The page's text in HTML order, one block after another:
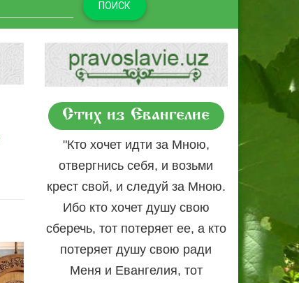
ПОИСК
Стих из Евангелие
"Кто хочет идти за Мною,
отвергнись себя, и возьми
крест свой, и следуй за Мною.
Ибо кто хочет душу свою
сберечь, тот потеряет ее, а кто
потеряет душу свою ради
Меня и Евангелия, тот